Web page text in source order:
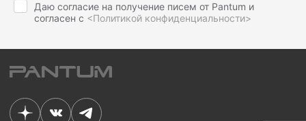
Даю согласие на получение писем от Pantum и
согласен с <Политикой конфиденциальности>